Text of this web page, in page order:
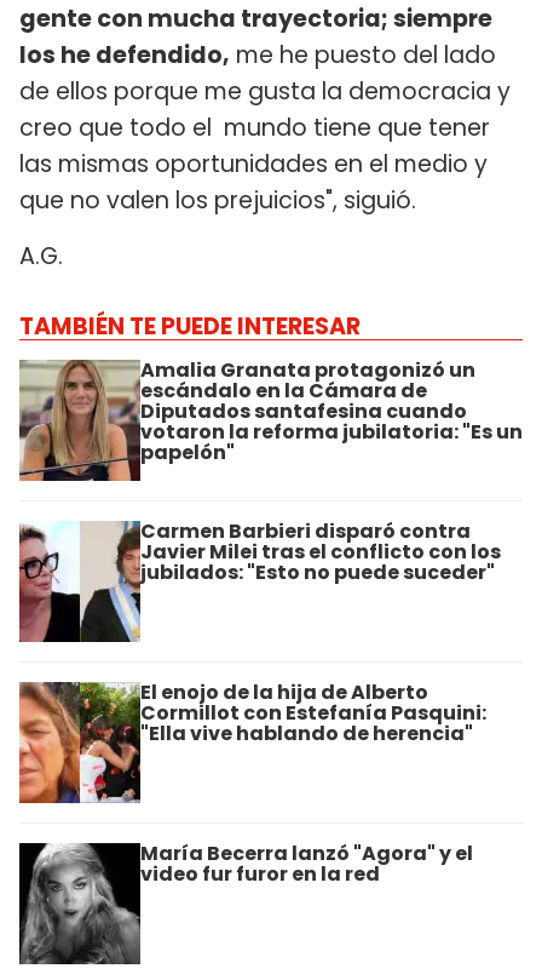
gente con mucha trayectoria; siempre
los he defendido, me he puesto del lado
de ellos porque me gusta la democracia y
creo que todo el mundo tiene que tener
las mismas oportunidades en el medio y
que no valen los prejuicios", siguió.
A.G.
TAMBIÉN TE PUEDE INTERESAR
Amalia Granata protagonizó un
escándalo en la Cámara de
Diputados santafesina cuando
votaron la reforma jubilatoria: "Es un
papelón"
Carmen Barbieri disparó contra
Javier Milei tras el conflicto con los
jubilados: "Esto no puede suceder"
El enojo de la hija de Alberto
Cormillot con Estefanía Pasquini:
"Ella vive hablando de herencia"
María Becerra lanzó "Agora" y el
video fur furor en la red